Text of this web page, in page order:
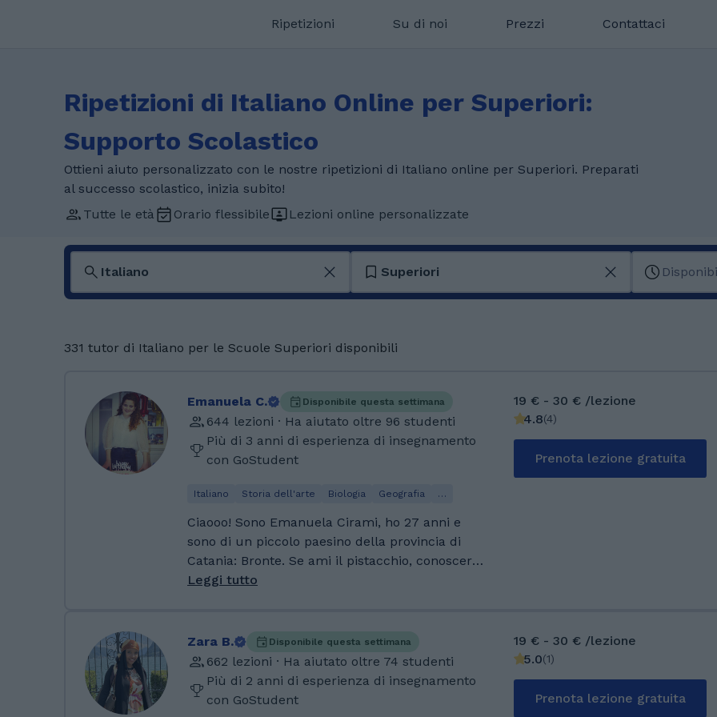
Ripetizioni Su di noi Prezzi Contattaci
Ripetizioni di Italiano Online per Superiori:
Supporto Scolastico
Ottieni aiuto personalizzato con le nostre ripetizioni di Italiano online per Superiori. Preparati
al successo scolastico, inizia subito!
Tutte le età
Orario flessibile Lezioni online personalizzate
Superiori
331 tutor di Italiano per le Scuole Superiori disponibili
Emanuela C. Disponibile questa settimana
644 lezioni · Ha aiutato oltre 96 studenti
Più di 3 anni di esperienza di insegnamento
con GoStudent
Italiano Storia dell'arte Biologia Geografia …
Ciaooo! Sono Emanuela Cirami, ho 27 anni e
sono di un piccolo paesino della provincia di
Catania: Bronte. Se ami il pistacchio, conoscerai
sicuramente questo posto. Ti potrei parlare di
non i denti e chi ha i denti ma non il pane.
Battuta a parte, sono laureata in Scienze della
Nutrizione presso l'università di Urbino, nelle
Marche. Qui ho avuto modo di crescere a livello
Leggi tutto
19 € - 30 € /lezione
4.8(4)
Prenota lezione gratuita
Zara B. Disponibile questa settimana
662 lezioni · Ha aiutato oltre 74 studenti
Più di 2 anni di esperienza di insegnamento
con GoStudent
19 € - 30 € /lezione
5.0(1)
Prenota lezione gratuita